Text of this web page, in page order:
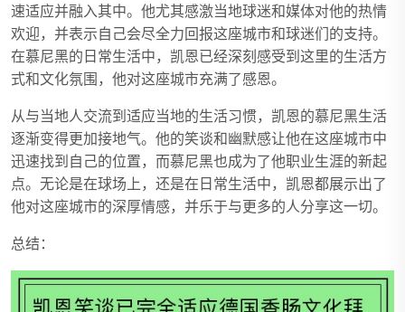
速适应并融入其中。他尤其感激当地球迷和媒体对他的热情
欢迎，并表示自己会尽全力回报这座城市和球迷们的支持。
在慕尼黑的日常生活中，凯恩已经深刻感受到这里的生活方
式和文化氛围，他对这座城市充满了感恩。
从与当地人交流到适应当地的生活习惯，凯恩的慕尼黑生活
逐渐变得更加接地气。他的笑谈和幽默感让他在这座城市中
迅速找到自己的位置，而慕尼黑也成为了他职业生涯的新起
点。无论是在球场上，还是在日常生活中，凯恩都展示出了
他对这座城市的深厚情感，并乐于与更多的人分享这一切。
总结：